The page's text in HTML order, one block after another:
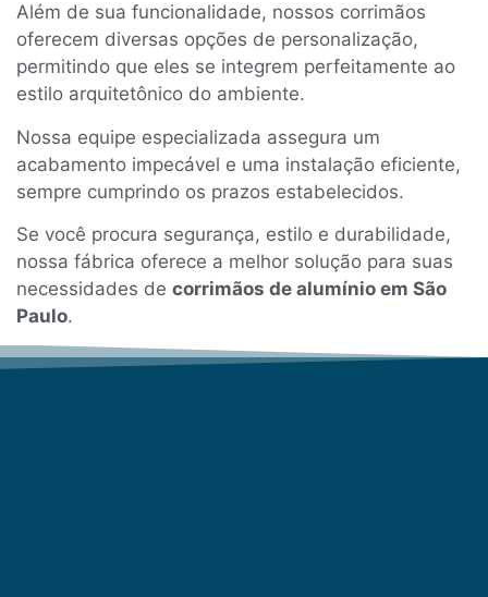
Além de sua funcionalidade, nossos corrimãos
oferecem diversas opções de personalização,
permitindo que eles se integrem perfeitamente ao
estilo arquitetônico do ambiente.
Nossa equipe especializada assegura um
acabamento impecável e uma instalação eficiente,
sempre cumprindo os prazos estabelecidos.
Se você procura segurança, estilo e durabilidade,
nossa fábrica oferece a melhor solução para suas
necessidades de corrimãos de alumínio em São
Paulo.